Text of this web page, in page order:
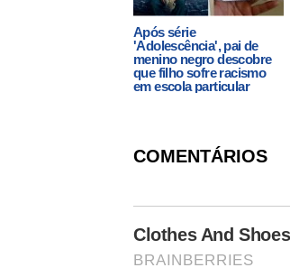
Após série
'Adolescência', pai de
menino negro descobre
que filho sofre racismo
em escola particular
COMENTÁRIOS